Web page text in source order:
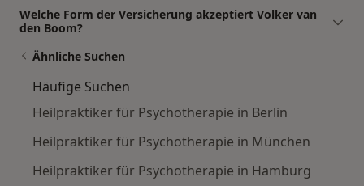
Welche Form der Versicherung akzeptiert Volker van
den Boom?
Ähnliche Suchen
Häufige Suchen
Heilpraktiker für Psychotherapie in Berlin
Heilpraktiker für Psychotherapie in München
Heilpraktiker für Psychotherapie in Hamburg